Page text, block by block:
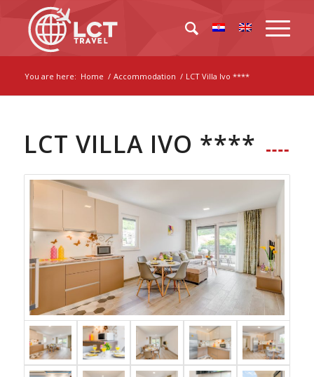
You are here: Home / Accommodation / LCT Villa Ivo ****
LCT VILLA IVO ****